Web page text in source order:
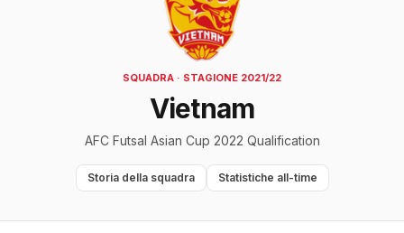
SQUADRA · STAGIONE 2021/22
Vietnam
AFC Futsal Asian Cup 2022 Qualification
Storia della squadra Statistiche all-time